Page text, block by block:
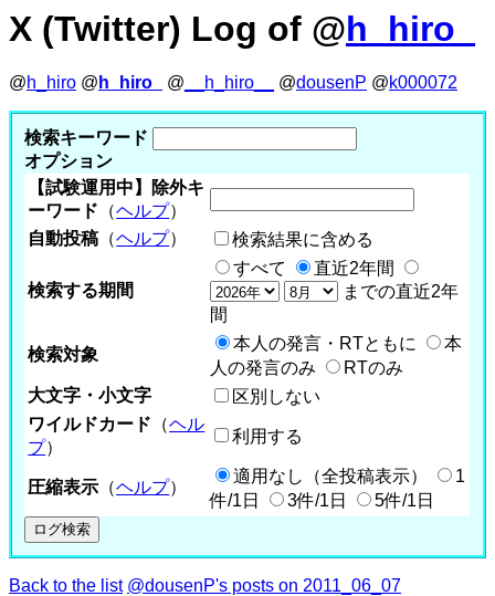
X (Twitter) Log of @h_hiro_
@h_hiro @ h_hiro_ @ __h_hiro__ @dousenP @k000072
検索キーワード
オプション
【試験運用中】除外キ
ーワード （ヘルプ）
自動投稿 （ヘルプ） 検索結果に含める
検索する期間
すべて
直近2年間
までの直近2年
間
検索対象
本人の発言・RTともに
本
人の発言のみ
RTのみ
大文字・小文字
区別しない
ワイルドカード （ヘル
プ）
利用する
圧縮表示 （ヘルプ）
適用なし（全投稿表示）
1
件/1日
3件/1日 5件/1日
Back to the list @dousenP's posts on 2011_06_07